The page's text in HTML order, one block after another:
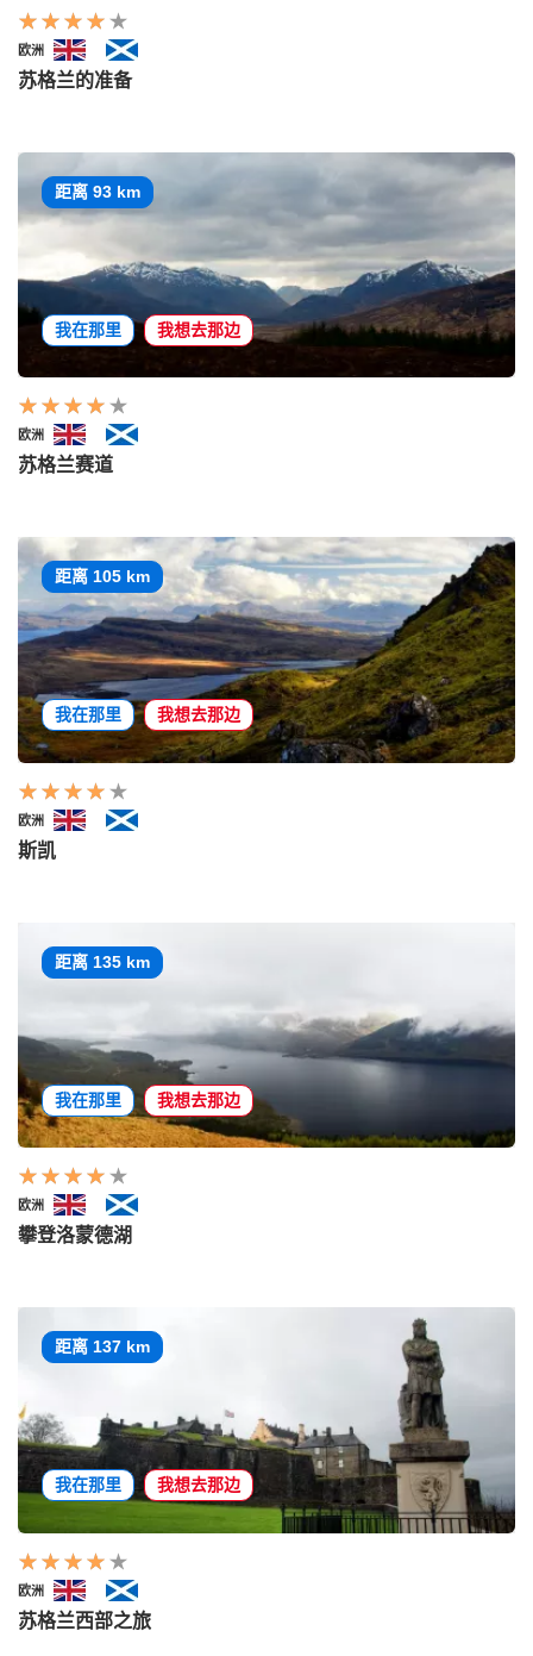
欧洲
苏格兰的准备
距离 93 km
我在那里 我想去那边
欧洲
苏格兰赛道
距离 105 km
我在那里 我想去那边
欧洲
斯凯
距离 135 km
我在那里 我想去那边
欧洲
攀登洛蒙德湖
距离 137 km
我在那里 我想去那边
欧洲
苏格兰西部之旅